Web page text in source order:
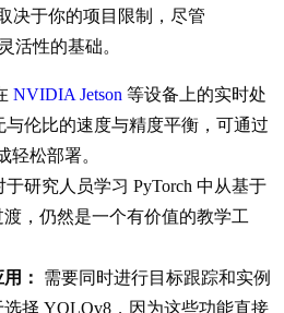
决于你的项目限制，尽管
活性的基础。
NVIDIA Jetson 等设备上的实时处
伦比的速度与精度平衡，可通过
轻松部署。
研究人员学习 PyTorch 中从基于
，仍然是一个有价值的教学工
：
需要同时进行目标跟踪和实例
择 YOLOv8，因为这些功能直接